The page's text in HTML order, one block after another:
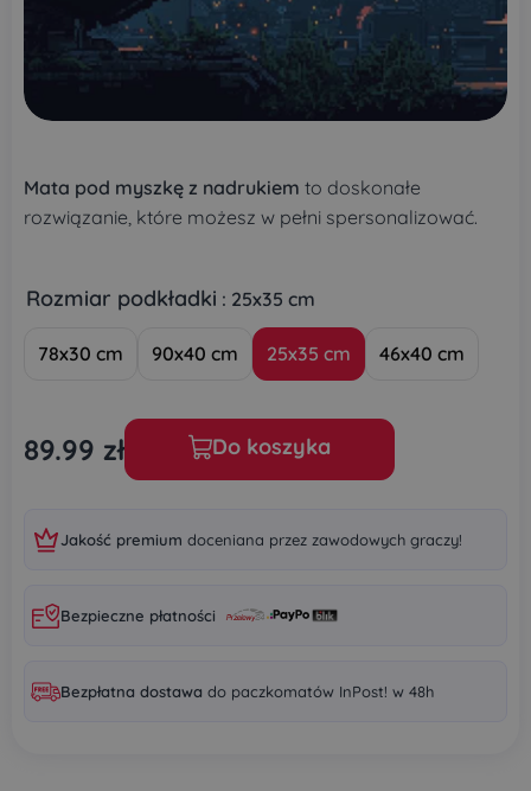
Mata pod myszkę z nadrukiem to doskonałe
rozwiązanie, które możesz w pełni spersonalizować.
Rozmiar podkładki : 25x35 cm
78x30 cm 90x40 cm 25x35 cm 46x40 cm
89.99 zł Do koszyka
Jakość premium doceniana przez zawodowych graczy!
Bezpieczne płatności
Bezpłatna dostawa do paczkomatów InPost! w 48h